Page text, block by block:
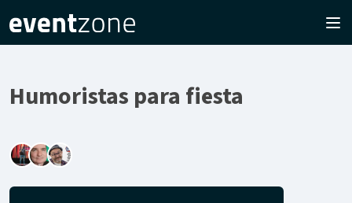
Humoristas para fiesta